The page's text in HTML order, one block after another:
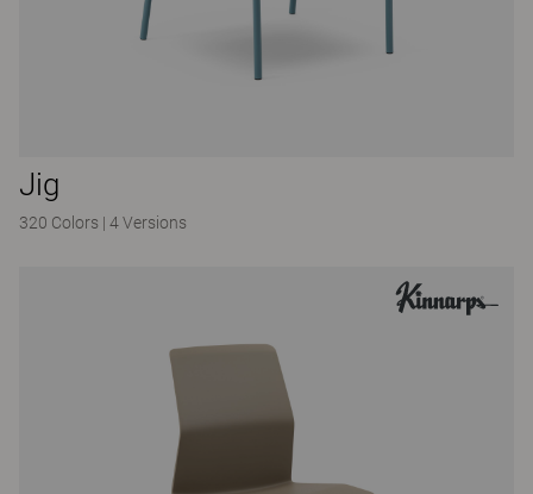
Jig
320 Colors | 4 Versions